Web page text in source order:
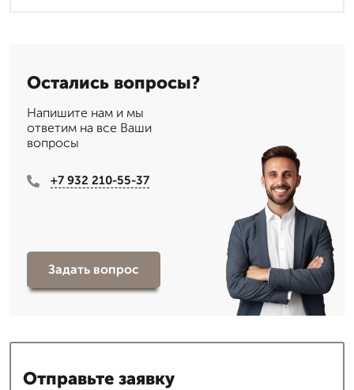
Остались вопросы?
Напишите нам и мы
ответим на все Ваши
вопросы
+7 932 210-55-37
Задать вопрос
Отправьте заявку